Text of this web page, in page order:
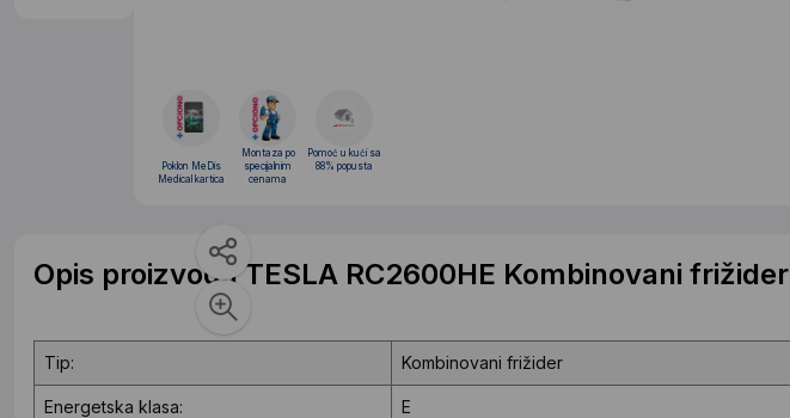
Poklon MeDis
Medical kartica
Montaza po
specijalnim
cenama
Pomoć u kući sa
88% popusta
Opis proizvoda TESLA RC2600HE Kombinovani frižider
Tip: Kombinovani frižider
Energetska klasa: E